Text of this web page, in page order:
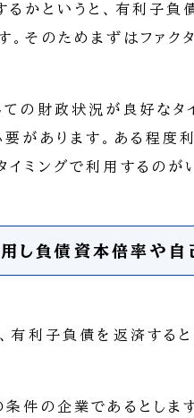
るかというと、有利子負
。そのためまずはファク
の財政状況が良好なタ
要があります。ある程度
ミングで利用するのがい
用し負債資本倍率や
有利子負債を返済する
件の企業であるとします